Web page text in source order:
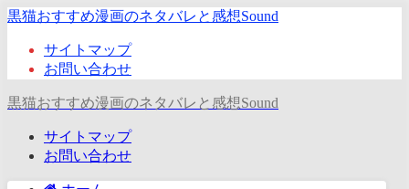
黒猫おすすめ漫画のネタバレと感想Sound
サイトマップ
お問い合わせ
黒猫おすすめ漫画のネタバレと感想Sound
サイトマップ
お問い合わせ